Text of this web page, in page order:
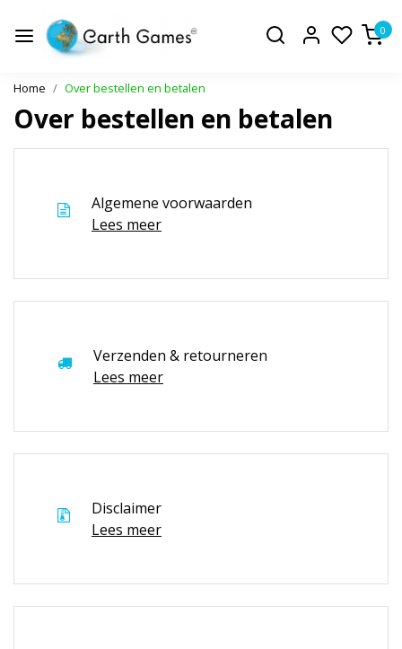
0
Home Over bestellen en betalen
Over bestellen en betalen
Algemene voorwaarden
Lees meer
Verzenden & retourneren
Lees meer
Disclaimer
Lees meer